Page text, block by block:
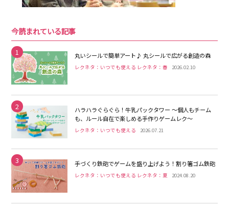
今読まれている記事
1 丸いシールで簡単アート♪ 丸シールで広がる創造の森
レクネタ：いつでも使える レクネタ：春 2026.02.10
2
ハラハラぐらぐら！牛乳パックタワー 〜個人もチーム
も、ルール自在で楽しめる手作りゲームレク〜
レクネタ：いつでも使える 2026.07.21
3 手づくり鉄砲でゲームを盛り上げよう！割り箸ゴム鉄砲
レクネタ：いつでも使える レクネタ：夏 2024.08.20